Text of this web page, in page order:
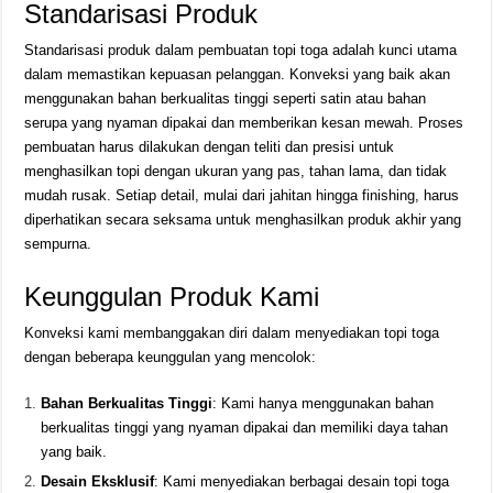
Standarisasi Produk
Standarisasi produk dalam pembuatan topi toga adalah kunci utama
dalam memastikan kepuasan pelanggan. Konveksi yang baik akan
menggunakan bahan berkualitas tinggi seperti satin atau bahan
serupa yang nyaman dipakai dan memberikan kesan mewah. Proses
pembuatan harus dilakukan dengan teliti dan presisi untuk
menghasilkan topi dengan ukuran yang pas, tahan lama, dan tidak
mudah rusak. Setiap detail, mulai dari jahitan hingga finishing, harus
diperhatikan secara seksama untuk menghasilkan produk akhir yang
sempurna.
Keunggulan Produk Kami
Konveksi kami membanggakan diri dalam menyediakan topi toga
dengan beberapa keunggulan yang mencolok:
Bahan Berkualitas Tinggi: Kami hanya menggunakan bahan
berkualitas tinggi yang nyaman dipakai dan memiliki daya tahan
yang baik.
Desain Eksklusif: Kami menyediakan berbagai desain topi toga